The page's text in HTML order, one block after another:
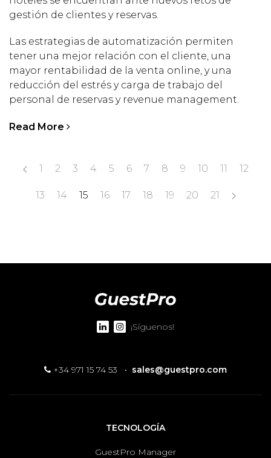
gestión de clientes y reservas.
Las estrategias de automatización permiten
tener una mejor relación con el cliente, una
mayor rentabilidad de la venta online, y una
reducción del estrés y carga de trabajo del
personal de reservas y revenue management.
Read More
1 2 3 4 5 6 7 8 9 10 11 12
13 14 15 16 17 18 19 20 21
¡Síguenos!
+34 971 15 74 53 · sales@guestpro.com
TECNOLOGÍA
GuestPro Manager